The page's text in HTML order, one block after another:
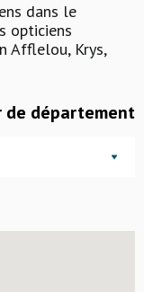
dans le
opticiens
Afflelou, Krys,
de département